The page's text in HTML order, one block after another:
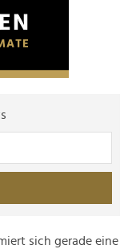
sich gerade eine